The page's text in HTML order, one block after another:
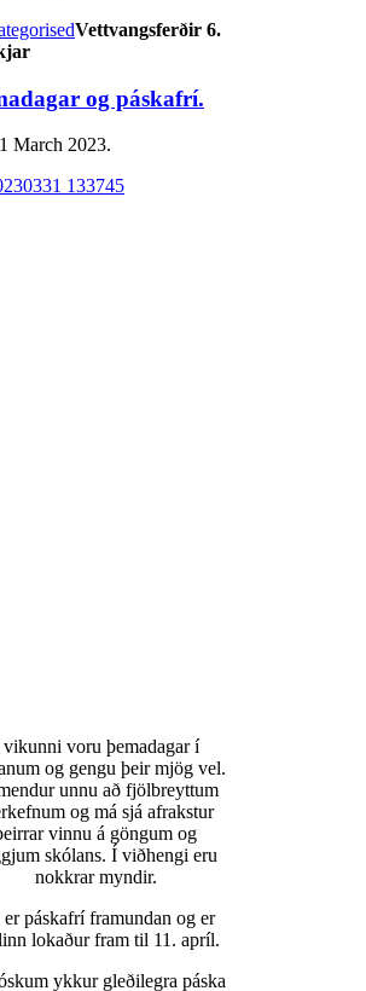
Vettvangsferðir 6.
og páskafrí.
March 2023.
voru þemadagar í
og gengu þeir mjög vel.
unnu að fjölbreyttum
og má sjá afrakstur
vinnu á göngum og
skólans. Í viðhengi eru
nokkrar myndir.
páskafrí framundan og er
lokaður fram til 11. apríl.
ykkur gleðilegra páska